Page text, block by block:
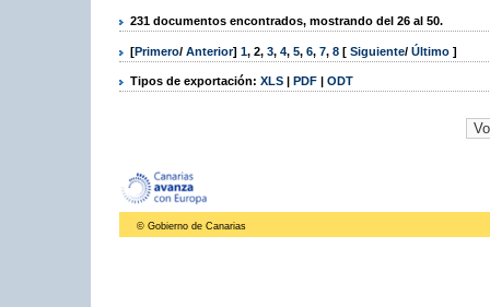
231 documentos encontrados, mostrando del 26 al 50.
[Primero/ Anterior] 1, 2, 3, 4, 5, 6, 7, 8 [ Siguiente/ Último ]
Tipos de exportación: XLS | PDF | ODT
© Gobierno de Canarias